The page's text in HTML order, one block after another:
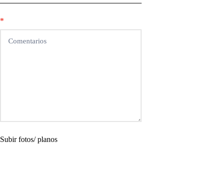
*
Subir fotos/ planos